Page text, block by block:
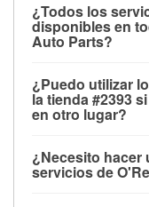
¿Todos los
disponibles en
Auto Parts?
las pruebas de
motor de
con O'Reilly
limpiaparabrisas
todas las tiendas
¿Puedo utilizar
la tienda #2393
en otro lugar?
de O'Reilly Auto
tienda #2393 de
¿Necesito hacer
servicios de